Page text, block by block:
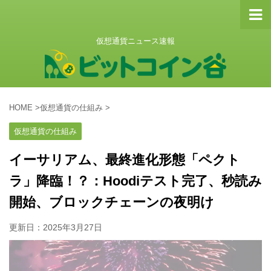
仮想通貨ニュース速報
HOME >仮想通貨の仕組み >
仮想通貨の仕組み
イーサリアム、最終進化形態「ペクト
ラ」降臨！？：Hoodiテスト完了、秒読み
開始、ブロックチェーンの夜明け
更新日： 2025年3月27日